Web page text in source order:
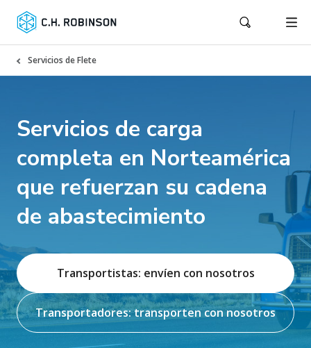
Servicios de Flete
Servicios de carga
completa en Norteamérica
que refuerzan su cadena
de abastecimiento
Transportistas: envíen con nosotros
Transportadores: transporten con nosotros